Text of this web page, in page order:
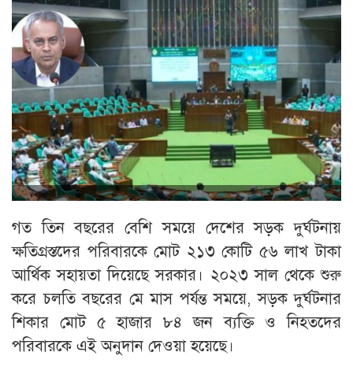
গত তিন বছরের বেশি সময়ে দেশের সড়ক দুর্ঘটনায়
ক্ষতিগ্রস্তদের পরিবারকে মোট ২১৩ কোটি ৫৬ লাখ টাকা
আর্থিক সহায়তা দিয়েছে সরকার। ২০২৩ সাল থেকে শুরু
করে চলতি বছরের মে মাস পর্যন্ত সময়ে, সড়ক দুর্ঘটনার
শিকার মোট ৫ হাজার ৮৪ জন ব্যক্তি ও নিহতদের
পরিবারকে এই অনুদান দেওয়া হয়েছে।